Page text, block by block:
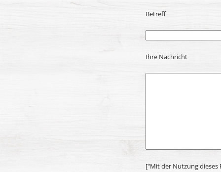
Betreff
Ihre Nachricht
["Mit der Nutzung